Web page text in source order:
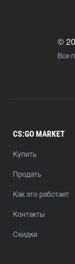
©
Все
CS:GO MARKET
Купить
Продать
Как это работает
Контакты
Скидки